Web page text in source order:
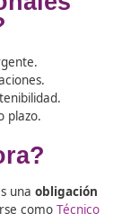
y acreditan
emisiones.